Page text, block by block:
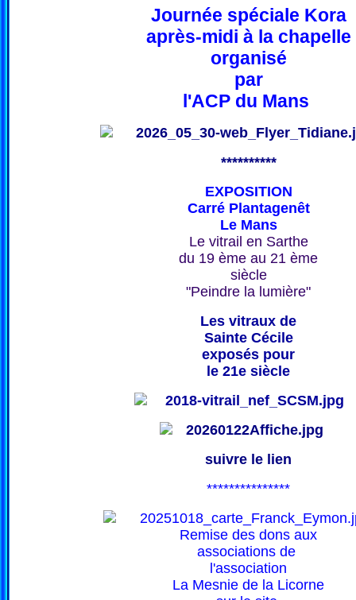
Journée spéciale Kora
après-midi à la chapelle
organisé
par
l'ACP du Mans
**********
EXPOSITION
Carré Plantagenêt
Le Mans
Le vitrail en Sarthe
du 19 ème au 21 ème
siècle
"Peindre la lumière"
Les vitraux de
Sainte Cécile
exposés pour
le 21e siècle
suivre le lien
***************
Remise des dons aux
associations de
l'association
La Mesnie de la Licorne